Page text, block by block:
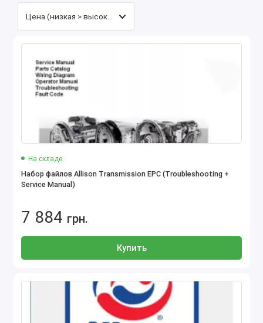
На складе
Набор файлов Allison Transmission EPC (Troubleshooting +
Service Manual)
7 884 грн.
Купить